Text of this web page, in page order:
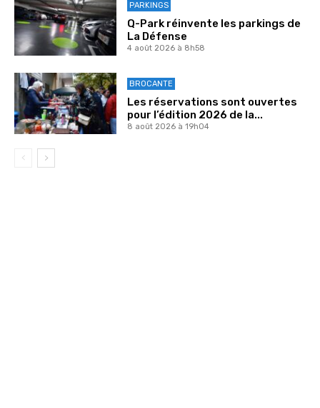
PARKINGS
Q-Park réinvente les parkings de
La Défense
4 août 2026 à 8h58
BROCANTE
Les réservations sont ouvertes
pour l’édition 2026 de la...
8 août 2026 à 19h04